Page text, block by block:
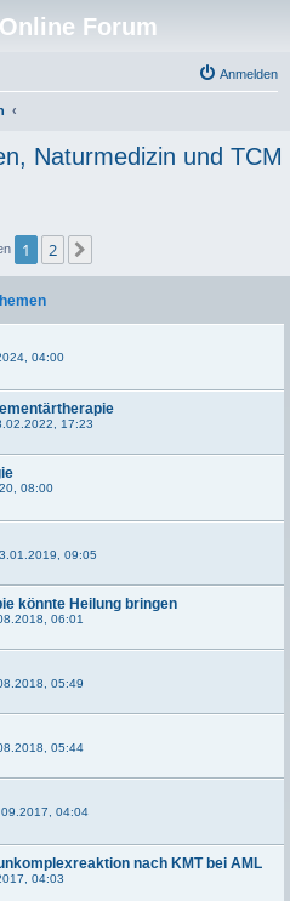
Forum
Anmelden
Naturmedizin und TCM
1 2
04:00
17:23
08:00
09:05
könnte Heilung bringen
06:01
05:49
05:44
04:04
nach KMT bei AML
04:03